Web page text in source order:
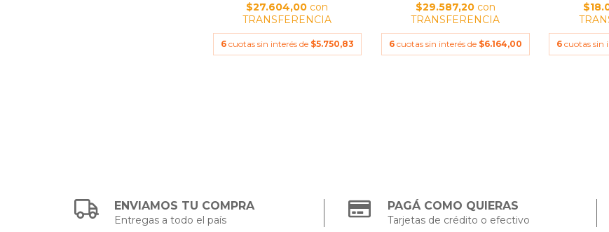
$27.604,00 con
TRANSFERENCIA
6 cuotas sin interés de $5.750,83
$29.587,20 con
TRANSFERENCIA
6 cuotas sin interés de $6.164,00 6 cuotas sin
ENVIAMOS TU COMPRA
Entregas a todo el país
PAGÁ COMO QUIERAS
Tarjetas de crédito o efectivo